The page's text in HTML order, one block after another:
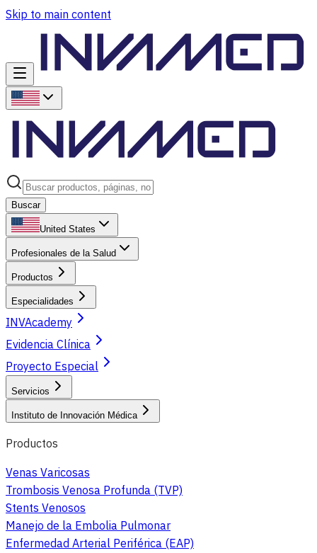
Skip to main content
Buscar
United States
Profesionales de la Salud
Productos
Especialidades
INVAcademy
Evidencia Clínica
Proyecto Especial
Servicios
Instituto de Innovación Médica
Productos
Venas Varicosas
Trombosis Venosa Profunda (TVP)
Stents Venosos
Manejo de la Embolia Pulmonar
Enfermedad Arterial Periférica (EAP)